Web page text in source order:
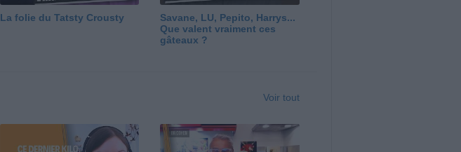
La folie du Tatsty Crousty
Savane, LU, Pepito, Harrys...
Que valent vraiment ces
gâteaux ?
Voir tout